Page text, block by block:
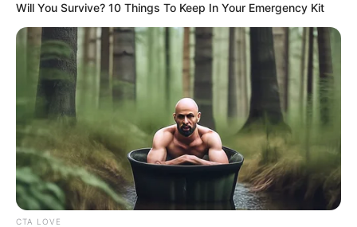
Will You Survive? 10 Things To Keep In Your Emergency Kit
CTA LOVE